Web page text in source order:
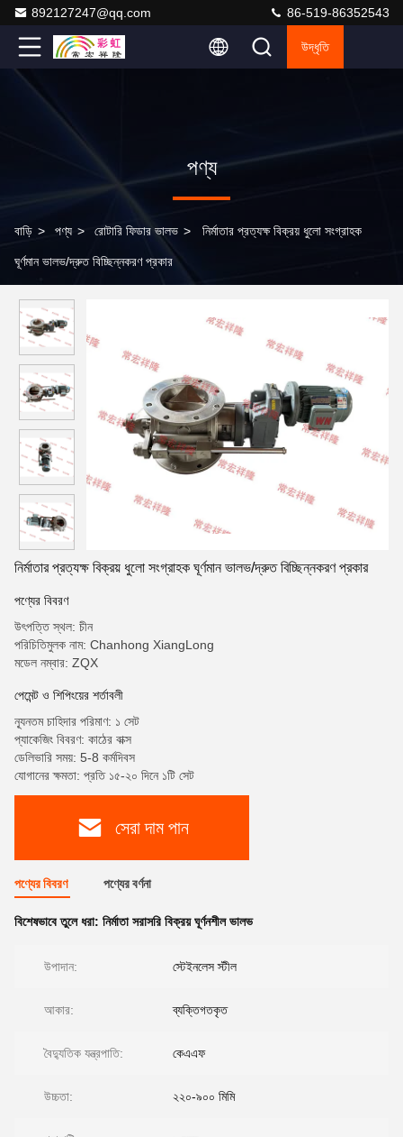
892127247@qq.com 86-519-86352543
উদ্ধৃতি
পণ্য
বাড়ি > পণ্য > রোটারি ফিডার ভালভ > নির্মাতার প্রত্যক্ষ বিক্রয় ধুলো সংগ্রাহক
ঘূর্ণমান ভালভ/দ্রুত বিচ্ছিন্নকরণ প্রকার
নির্মাতার প্রত্যক্ষ বিক্রয় ধুলো সংগ্রাহক ঘূর্ণমান ভালভ/দ্রুত বিচ্ছিন্নকরণ প্রকার
পণ্যের বিবরণ
উৎপত্তি স্থল: চীন
পরিচিতিমুলক নাম: Chanhong XiangLong
মডেল নম্বার: ZQX
পেমেন্ট ও শিপিংয়ের শর্তাবলী
ন্যূনতম চাহিদার পরিমাণ: ১ সেট
প্যাকেজিং বিবরণ: কাঠের বাক্স
ডেলিভারি সময়: 5-8 কর্মদিবস
যোগানের ক্ষমতা: প্রতি ১৫-২০ দিনে ১টি সেট
সেরা দাম পান
পণ্যের বিবরণ পণ্যের বর্ণনা
বিশেষভাবে তুলে ধরা: নির্মাতা সরাসরি বিক্রয় ঘূর্ণনশীল ভালভ
উপাদান: স্টেইনলেস স্টীল
আকার: ব্যক্তিগতকৃত
বৈদ্যুতিক যন্ত্রপাতি: কেএএফ
উচ্চতা: ২২০-৯০০ মিমি